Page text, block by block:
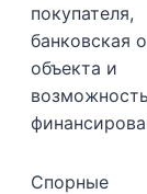
покупателя,
банковская
объекта и
возможность
Спорные